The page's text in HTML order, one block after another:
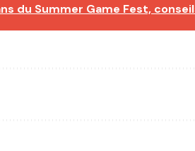
du Summer Game Fest,